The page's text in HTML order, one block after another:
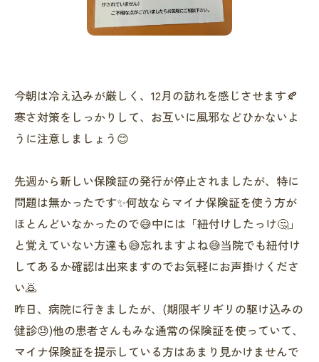
今朝は冷え込みが厳しく、12月の訪れを感じさせます🍂
寒さ対策をしっかりして、お互いに風邪などひかないよ
うに注意しましょう😊
先週から新しい保険証の発行が停止されましたが、特に
問題は無かったです✨何故ならマイナ保険証を使う方が
ほとんどいなかったので😅中には「紐付けしたっけ🤔」
と覚えていない方達も😅忘れますよね😅当院でも紐付け
してあるか確認は出来ますのでお気軽にお声掛けくださ
い🙇
昨日、病院に行きましたが、(期限ギリギリの駆け込みの
健診😓)他の患者さんもみな通常の保険証を使っていて、
マイナ保険証を提示している方はあまり見かけませんで